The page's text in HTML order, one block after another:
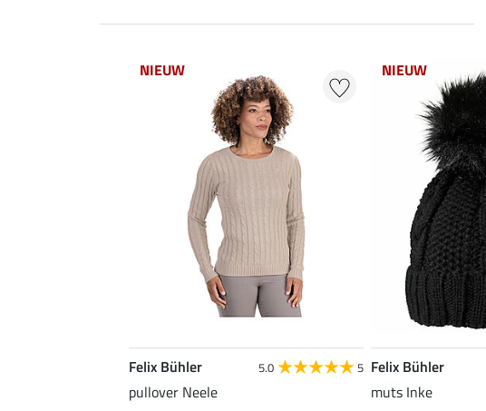
NIEUW
Felix Bühler 5.0 5
pullover Neele
NIEUW
Felix Bühler
muts Inke